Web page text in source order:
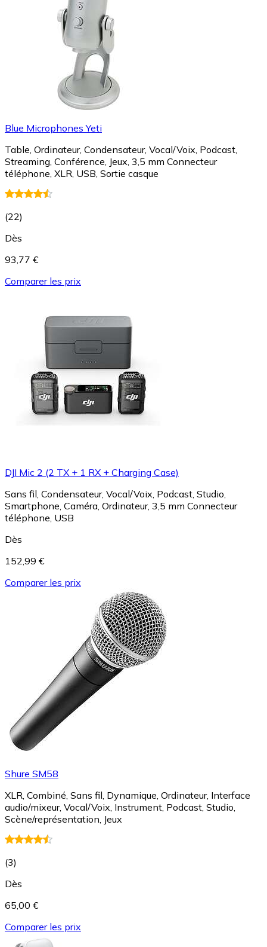
Blue Microphones Yeti
Table, Ordinateur, Condensateur, Vocal/Voix, Podcast,
Streaming, Conférence, Jeux, 3,5 mm Connecteur
téléphone, XLR, USB, Sortie casque
(22)
Dès
93,77 €
Comparer les prix
DJI Mic 2 (2 TX + 1 RX + Charging Case)
Sans fil, Condensateur, Vocal/Voix, Podcast, Studio,
Smartphone, Caméra, Ordinateur, 3,5 mm Connecteur
téléphone, USB
Dès
152,99 €
Comparer les prix
Shure SM58
XLR, Combiné, Sans fil, Dynamique, Ordinateur, Interface
audio/mixeur, Vocal/Voix, Instrument, Podcast, Studio,
Scène/représentation, Jeux
(3)
Dès
65,00 €
Comparer les prix